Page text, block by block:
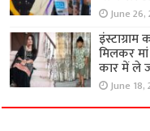
June 26,
मिलकर
कार में ले
June 18,